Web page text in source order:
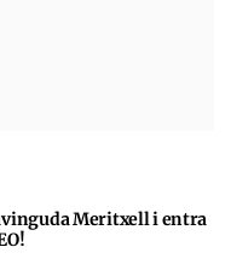
Meritxell i entra